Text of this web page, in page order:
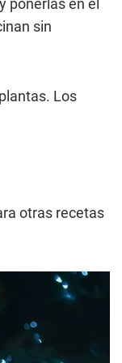
sin
Los
otras recetas